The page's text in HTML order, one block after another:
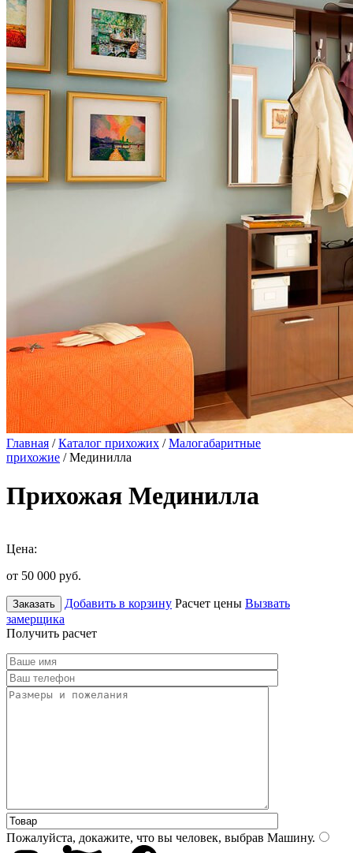
Главная /Каталог прихожих /Малогабаритные
прихожие / Мединилла
Прихожая Мединилла
Цена:
от 50 000 руб.
Заказать Добавить в корзину Расчет цены Вызвать
замерщика
Получить расчет
Пожалуйста, докажите, что вы человек, выбрав Машину.